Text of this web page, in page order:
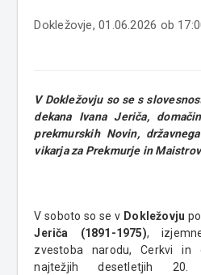
Dokležovje, 01.06.2026 ob
V Dokležovju so se s
dekana Ivana Jeriča,
prekmurskih Novin,
vikarja za Prekmurje in
V soboto so se v Dokležovju
Jeriča (1891-1975),
zvestoba narodu, Cerkvi
najtežjih desetletjih 20.